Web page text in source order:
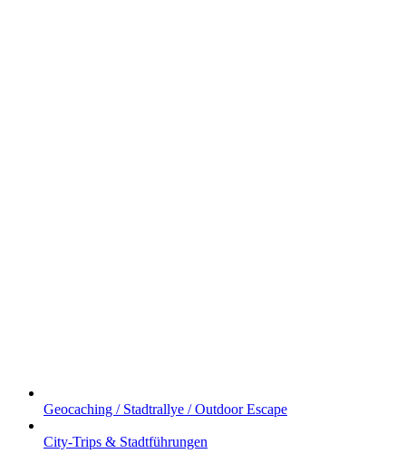
Geocaching / Stadtrallye / Outdoor Escape
City-Trips & Stadtführungen